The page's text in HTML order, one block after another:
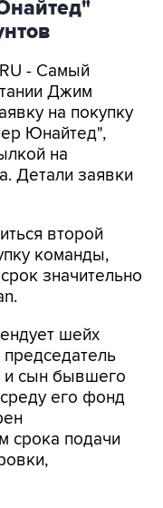
- Самый
Джим
на покупку
Юнайтед",
на
Детали заявки
второй
команды,
значительно
шейх
и сын бывшего
его фонд
срока подачи